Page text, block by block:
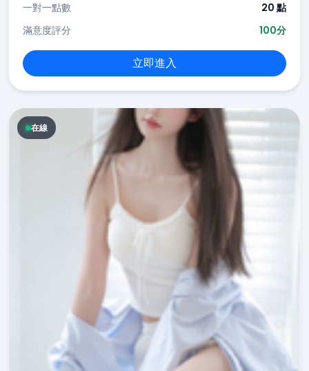
一對一點數
20 點
滿意度評分
100分
立即進入
在線